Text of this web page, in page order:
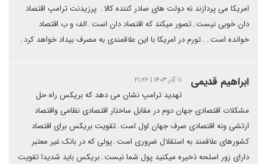
امریکا می پردازند نه دولت های صادر کننده کالا۔ پرزیدنت ترامپ اقتصاد
دان خوبی نیست۔تصور میکند که اقتصاد دان است۔الف و ب اقتصاد
خوانده است۔۔تورم در امریکا با این علاقمندی به مصرف بیداد خواهد کرد۔
ابراهیم قدیمی ۱۱ آذر ۱۴۰۳ | ۲۱:۲۶
تهدید ترامپ نشان می دهد که بریکس راه حل
مشکلات اقتصادی جهان دوم در مقابل ساختار اقتصادی نظامی واقتصاد
ارتشی ونه اقتصادی صرف جهان اول است۔تقویت بریکس برای اقتصاد
کشورهای علاقمند به استقلال ضروری است۔پولی که در بانک غیر معتبر
دارای زور اسلحه ذخیره میکنید پول شما نیست۔بریکس باید شدیدا تقویت